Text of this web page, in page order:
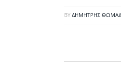
BY ΔΗΜΉΤΡΗΣ